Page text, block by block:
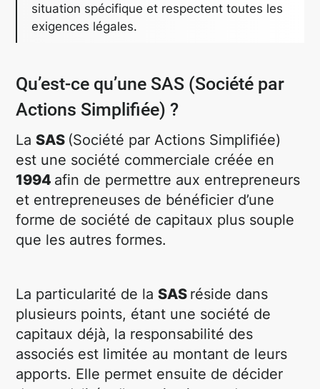
situation spécifique et respectent toutes les
exigences légales.
Qu’est-ce qu’une SAS (Société par
Actions Simplifiée) ?
LaSAS (Société par Actions Simplifiée)
est une société commerciale créée en
1994 afin de permettre aux entrepreneurs
et entrepreneuses de bénéficier d’une
forme de société de capitaux plus souple
que les autres formes.
La particularité de laSAS réside dans
plusieurs points, étant une société de
capitaux déjà, la responsabilité des
associés est limitée au montant de leurs
apports.‍ Elle permet ensuite de décider